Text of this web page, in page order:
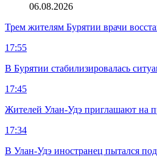
06.08.2026
Трем жителям Бурятии врачи
17:55
В Бурятии стабилизировалась
17:45
Жителей Улан-Удэ приглашают на
17:34
В Улан-Удэ иностранец пытался